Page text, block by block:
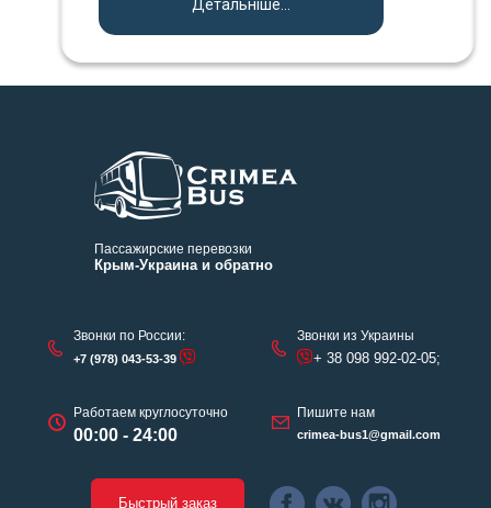
Детальніше...
Пассажирские перевозки
Крым-Украина и обратно
Звонки по России:
+7 (978) 043-53-39
Работаем круглосуточно
00:00 - 24:00
Звонки из Украины
+ 38 098 992-02-05;
Пишите нам
crimea-bus1@gmail.com
Быстрый заказ